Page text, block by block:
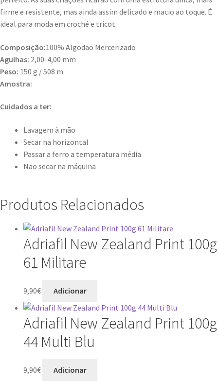
firme e resistente, mas ainda assim delicado e macio ao toque. É
ideal para moda em croché e tricot.
Composição:100% Algodão Mercerizado
Agulhas: 2,00-4,00 mm
Peso: 150 g / 508 m
Amostra:
Cuidados a ter:
Lavagem à mão
Secar na horizontal
Passar a ferro a temperatura média
Não secar na máquina
Produtos Relacionados
Adriafil New Zealand Print 100g
61 Militare
9,90€ Adicionar
Adriafil New Zealand Print 100g
44 Multi Blu
9,90€ Adicionar